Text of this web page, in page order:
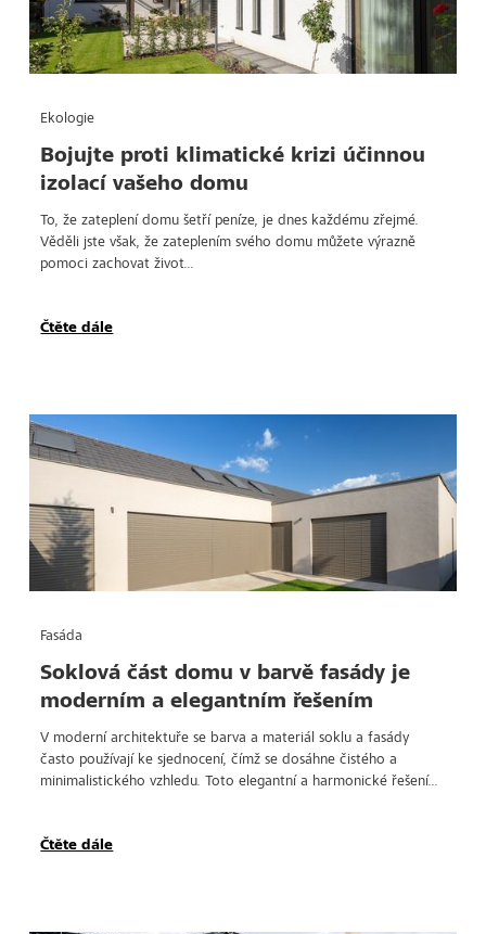
Ekologie
Bojujte proti klimatické krizi účinnou
izolací vašeho domu
To, že zateplení domu šetří peníze, je dnes každému zřejmé.
Věděli jste však, že zateplením svého domu můžete výrazně
pomoci zachovat život...
Čtěte dále
Fasáda
Soklová část domu v barvě fasády je
moderním a elegantním řešením
V moderní architektuře se barva a materiál soklu a fasády
často používají ke sjednocení, čímž se dosáhne čistého a
minimalistického vzhledu. Toto elegantní a harmonické řešení...
Čtěte dále